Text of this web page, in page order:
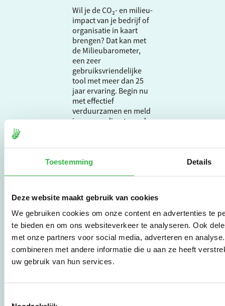
Toestemming Details
Deze website maakt gebruik van cookies
We gebruiken cookies om onze content en advertenties te
te bieden en om ons websiteverkeer te analyseren. Ook
met onze partners voor social media, adverteren en
combineren met andere informatie die u aan ze heeft
uw gebruik van hun services.
Wil je de CO₂- en milieu-
impact van je bedrijf of
organisatie in kaart
brengen? Dat kan met
de Milieubarometer,
een zeer
gebruiksvriendelijke
tool met meer dan 25
jaar ervaring. Begin nu
met effectief
verduurzamen en meld
je aan om direct aan de
De Milieubarometer is
gecreëerd door
Stichting Stimular
vraag om
duurzaamheid naar
praktische
instrumenten en
bedrijven,